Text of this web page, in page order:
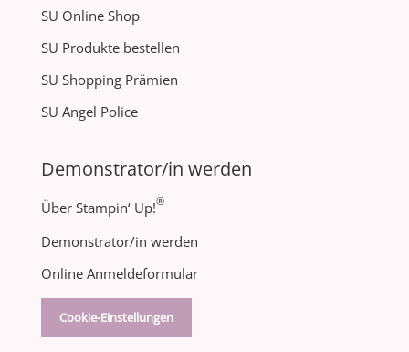
SU Online Shop
SU Produkte bestellen
SU Shopping Prämien
SU Angel Police
Demonstrator/in werden
Über Stampin‘ Up!®
Demonstrator/in werden
Online Anmeldeformular
Cookie-Einstellungen